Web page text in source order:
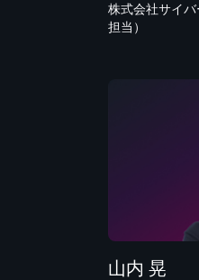
株式会社サイ
担当）
山内 晃